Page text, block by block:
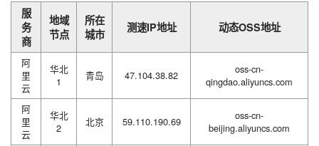
服
务
商
地域
节点
所在
城市
测速IP地址 动态OSS地址
阿
里
云
华北
1
青岛 47.104.38.82
oss-cn-
qingdao.aliyuncs.com
阿
里
云
华北
2
北京 59.110.190.69
oss-cn-
beijing.aliyuncs.com